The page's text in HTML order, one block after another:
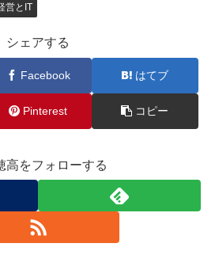
営とIT
シェアする
Facebook はてブ
Pinterest コピー
高をフォローする